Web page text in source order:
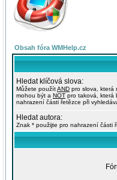
Obsah fóra WMHelp.cz
Hledat klíčová slova:
Můžete použítAND pro slova, která
mohou být a NOT pro taková, která
nahrazení části řetězce při
Hledat autora:
Znak * použijte pro nahrazení části